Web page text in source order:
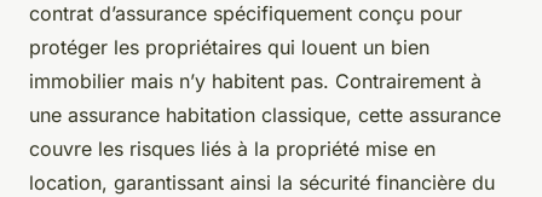
contrat d’assurance spécifiquement conçu pour
protéger les propriétaires qui louent un bien
immobilier mais n’y habitent pas. Contrairement à
une assurance habitation classique, cette assurance
couvre les risques liés à la propriété mise en
location, garantissant ainsi la sécurité financière du